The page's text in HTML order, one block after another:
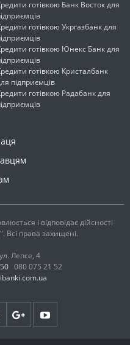
готівкою Банк Восток для
готівкою Укргазбанк для
готівкою Юнекс Банк для
готівкою Кристалбанк
підприємців
готівкою Радабанк для
і відповідає дійсності
права захищені.
Лепсе, 4
080 075 21 52